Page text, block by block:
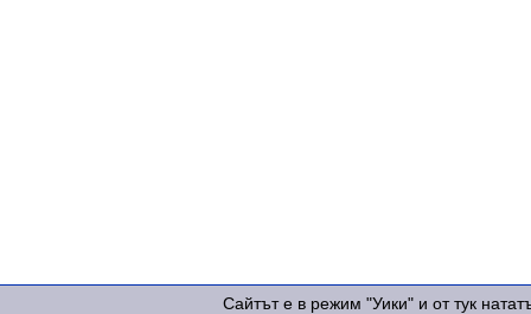
Сайтът е в режим "Уики" и от тук